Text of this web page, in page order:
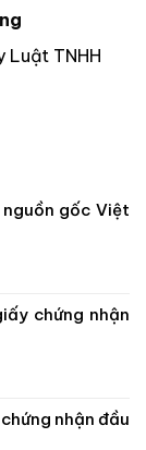
Luật TNHH
gốc Việt
chứng nhận
nhận đầu